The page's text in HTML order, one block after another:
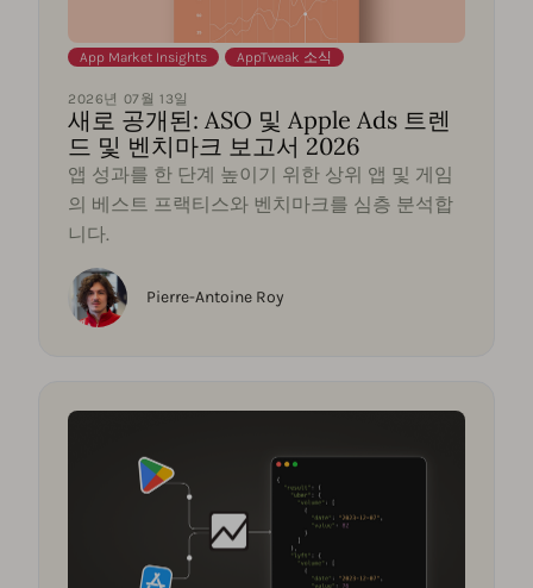
App Market Insights AppTweak 소식
2026년 07월 13일
새로 공개된: ASO 및 Apple Ads 트렌
드 및 벤치마크 보고서 2026
앱 성과를 한 단계 높이기 위한 상위 앱 및 게임
의 베스트 프랙티스와 벤치마크를 심층 분석합
니다.
Pierre-Antoine Roy